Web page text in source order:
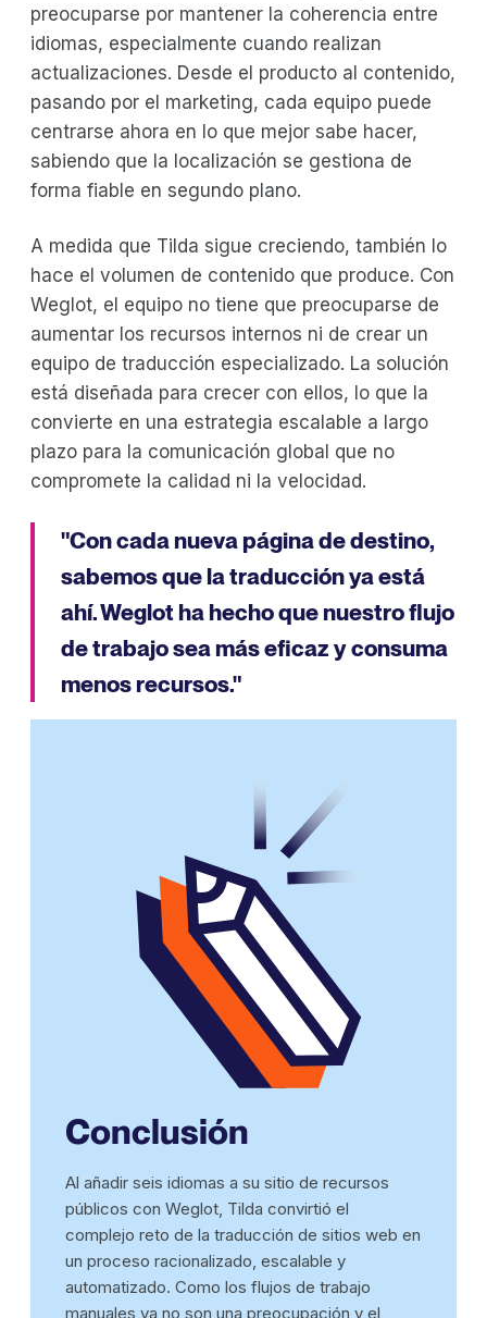
preocuparse por mantener la coherencia entre
idiomas, especialmente cuando realizan
actualizaciones. Desde el producto al contenido,
pasando por el marketing, cada equipo puede
centrarse ahora en lo que mejor sabe hacer,
sabiendo que la localización se gestiona de
forma fiable en segundo plano.
A medida que Tilda sigue creciendo, también lo
hace el volumen de contenido que produce. Con
Weglot, el equipo no tiene que preocuparse de
aumentar los recursos internos ni de crear un
equipo de traducción especializado. La solución
está diseñada para crecer con ellos, lo que la
convierte en una estrategia escalable a largo
plazo para la comunicación global que no
compromete la calidad ni la velocidad.
"Con cada nueva página de destino,
sabemos que la traducción ya está
ahí. Weglot ha hecho que nuestro flujo
de trabajo sea más eficaz y consuma
menos recursos."
Conclusión
Al añadir seis idiomas a su sitio de recursos
públicos con Weglot, Tilda convirtió el
complejo reto de la traducción de sitios web en
un proceso racionalizado, escalable y
automatizado. Como los flujos de trabajo
manuales ya no son una preocupación y el